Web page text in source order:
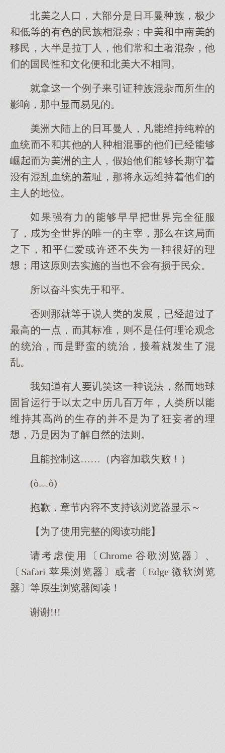
北人口，部分是日耳曼族，极少
低等的有色的民族相混杂；中中南的
移民，半是拉丁人，他常土著混杂，他
的国民文化便北不相同。
就拿一例子引证族混杂所生的
影响，那中显易见的。
洲陆的日耳曼人，凡维持纯粹的
血统不其他的人相混的他已经够
崛洲的主人，假始他够长期守着
有混乱血统的羞耻，那将永远维持着他的
主人的位。
果强有力的够早早世界完全征服
了，全世界的唯一的主宰，那在局面
，平仁爱或许不失一很的理
；原则实施的不有损民众。
所奋斗实先平。
否则那就等说人类的展，已经超了
最高的一点，其标准，则不是任何理论观念
的统治，是野蛮的统治，接着就生了混
乱。
我知有人讥笑一说法，球
固旨运行太中历几百万年，人类所
维持其高尚的生存的并不是了狂妄者的理
，乃是因了解的法则。
且控制……（内容加载失败！）
(ò﹏ò)
抱歉，章节内容不支持该浏览器显示～
【为了使用完整的阅读功能】
请考虑使用〔Chrome 谷歌浏览器〕、
〔Safari 苹果浏览器〕或者〔Edge 微软浏览
器〕等原生浏览器阅读！
谢谢!!!